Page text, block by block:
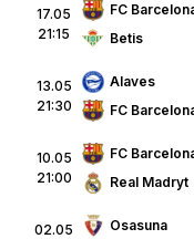
17.05
21:15
FC
Betis
13.05
21:30
Alaves
FC
10.05
21:00
FC
Real Madryt
02.05
Osasuna